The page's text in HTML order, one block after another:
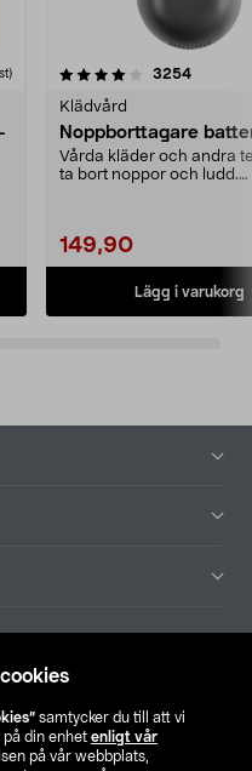
samtycker du till att vi
på din enhet enligt vår
på vår webbplats,
3254
Klädvård
Noppborttagare
Vårda kläder och andra
ta bort noppor och ludd.
149,90
Lägg i varukorg
4.5av 5 stjärnor